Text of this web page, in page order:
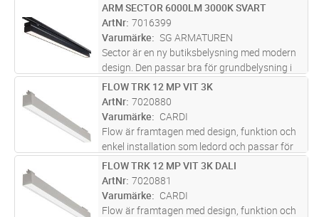
ST Lägg i kundvagn
ARM SECTOR 6000LM 3000K SVART
ArtNr 7016399
Varumärke
SG ARMATUREN
Sector är en ny butiksbelysning med modern
design. Den passar bra för grundbelysning i
butiker och utställningsutrymmen. Den går
snabbt och smidigt att installera eftersom
den kan monteras direkt på
ST Lägg i kundvagn
FLOW TRK 12 MP VIT 3K
ArtNr 7020880
Varumärke
CARDI
Flow är framtagen med design, funktion och
enkel installation som ledord och passar för
kontor och andra typer av offentliga miljöer.
Armaturen har en direkt ljusfördelning. Flow
track har en adapter
ST Lägg i kundvagn
FLOW TRK 12 MP VIT 3K DALI
ArtNr 7020881
Varumärke
CARDI
Flow är framtagen med design, funktion och